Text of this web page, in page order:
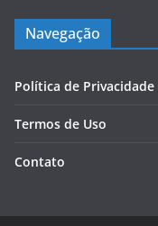
Navegação
Política de Privacidade
Termos de Uso
Contato